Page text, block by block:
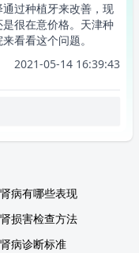
过种植牙来改善，现
很在意价格。天津种
看看这个问题。
2021-05-14 16:39:43
病有哪些表现
损害检查方法
病诊断标准